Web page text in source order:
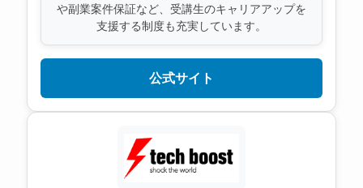
や副業案件保証など、受講生のキャリアアップを
支援する制度も充実しています。
公式サイト